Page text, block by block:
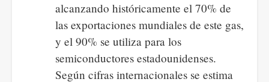
alcanzando históricamente el 70% de
las exportaciones mundiales de este gas,
y el 90% se utiliza para los
semiconductores estadounidenses.
Según cifras internacionales se estima